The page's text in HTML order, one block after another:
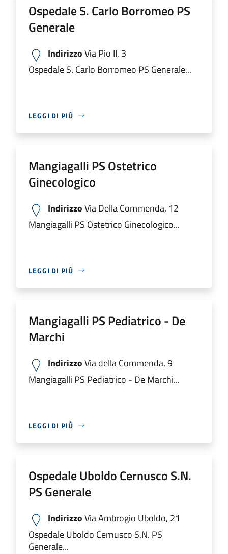
Ospedale S. Carlo Borromeo PS
Generale
IndirizzoVia Pio II, 3
Ospedale S. Carlo Borromeo PS Generale...
LEGGI DI PIÙ
Mangiagalli PS Ostetrico
Ginecologico
IndirizzoVia Della Commenda, 12
Mangiagalli PS Ostetrico Ginecologico...
LEGGI DI PIÙ
Mangiagalli PS Pediatrico - De
Marchi
IndirizzoVia della Commenda, 9
Mangiagalli PS Pediatrico - De Marchi...
LEGGI DI PIÙ
Ospedale Uboldo Cernusco S.N.
PS Generale
IndirizzoVia Ambrogio Uboldo, 21
Ospedale Uboldo Cernusco S.N. PS
Generale...